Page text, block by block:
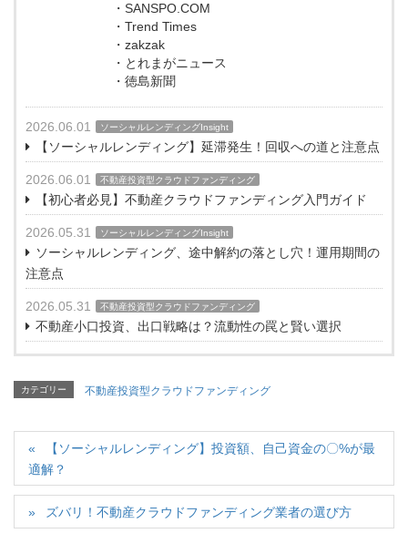
・SANSPO.COM
・Trend Times
・zakzak
・とれまがニュース
・徳島新聞
2026.06.01 ソーシャルレンディングInsight
【ソーシャルレンディング】延滞発生！回収への道と注意点
2026.06.01 不動産投資型クラウドファンディング
【初心者必見】不動産クラウドファンディング入門ガイド
2026.05.31 ソーシャルレンディングInsight
ソーシャルレンディング、途中解約の落とし穴！運用期間の
注意点
2026.05.31 不動産投資型クラウドファンディング
不動産小口投資、出口戦略は？流動性の罠と賢い選択
カテゴリー 不動産投資型クラウドファンディング
【ソーシャルレンディング】投資額、自己資金の〇%が最
適解？
ズバリ！不動産クラウドファンディング業者の選び方